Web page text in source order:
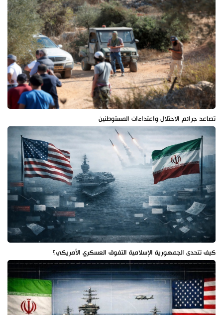
تصاعد جرائم الاحتلال واعتداءات المستوطنين
كيف تتحدى الجمهورية الإسلامية التفوق العسكري الأمريكي؟